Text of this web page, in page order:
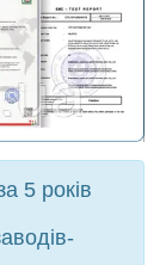
5 років